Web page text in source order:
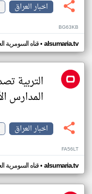
اخبار العراق
BG63KB
قناه السومرية• alsumaria.tv
التربية
المدارس
اخبار العراق
FA56LT
قناه السومرية• alsumaria.tv